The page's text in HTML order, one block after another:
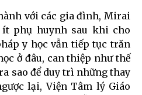
với các gia đình, Mirai
phụ huynh sau khi cho
y học vẫn tiếp tục trăn
ở đâu, can thiệp như thế
sao để duy trì những thay
lại, Viện Tâm lý Giáo